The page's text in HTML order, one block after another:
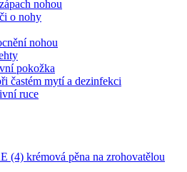
nohou
o nohy
nohou
pokožka
častém mytí a dezinfekci
ruce
(4) krémová pěna na zrohovatělou